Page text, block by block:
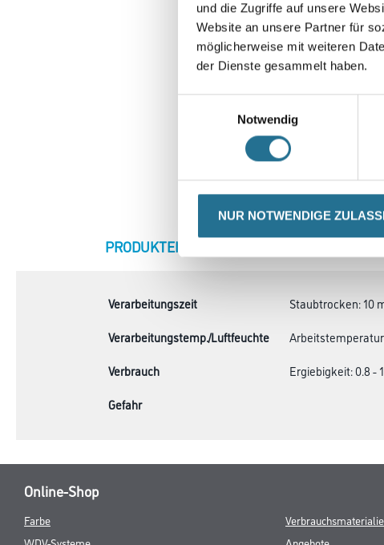
und die Zugriffe auf unsere
Website an unsere Partner für
möglicherweise mit weiteren
der Dienste gesammelt haben.
Notwendig
NUR NOTWENDIGE
CURRENT
PRODUKTEIGENSCHAFTEN
Verarbeitungszeit
Staubtrocken: 10
Verarbeitungstemp./Luftfeuchte
Arbeitstemperatur:
Verbrauch
Ergiebigkeit: 0.8 -
Gefahr
Online-Shop
Farbe